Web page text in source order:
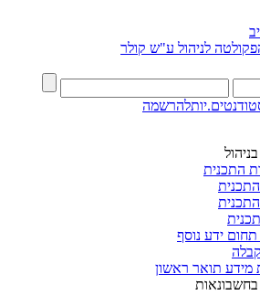
לניהול ע"ש קולר
להרשמה
התכנית
תחום ידע נוסף
מידע תואר ראשון